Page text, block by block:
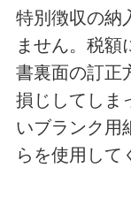
特別徴収の納
ません。税額
書裏面の訂正
損じしてしま
いブランク用
らを使用して